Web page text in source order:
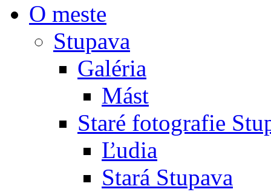
O meste
Stupava
Galéria
Mást
Staré fotografie
Ľudia
Stará Stupava